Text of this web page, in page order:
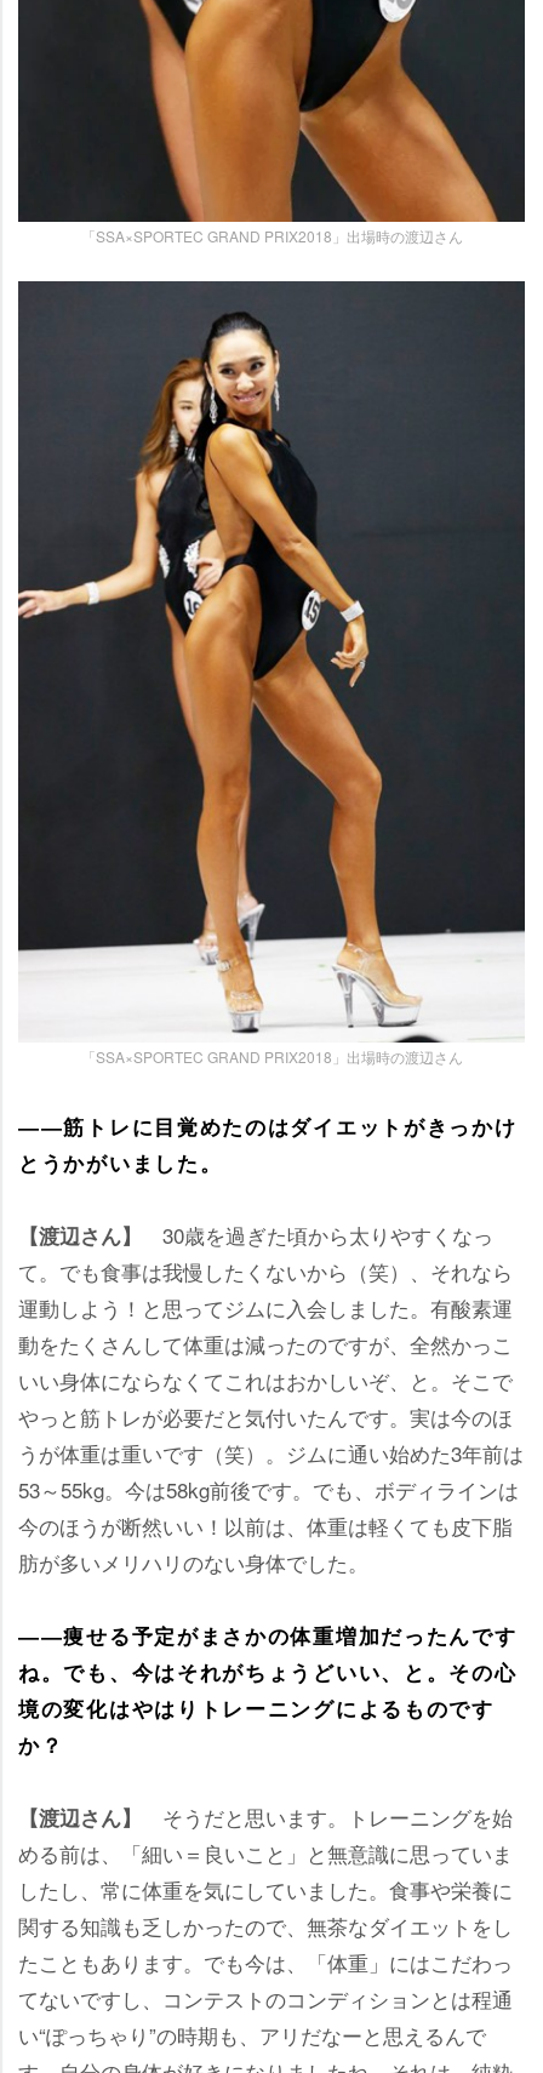
「SSA×SPORTEC GRAND PRIX2018」出場時の渡辺さん
「SSA×SPORTEC GRAND PRIX2018」出場時の渡辺さん
――筋トレに目覚めたのはダイエットがきっかけ
とうかがいました。
【渡辺さん】
30歳を過ぎた頃から太りやすくなっ
て。でも食事は我慢したくないから（笑）、それなら
運動しよう！と思ってジムに入会しました。有酸素運
動をたくさんして体重は減ったのですが、全然かっこ
いい身体にならなくてこれはおかしいぞ、と。そこで
っと筋トレが必要だと気付いたんです。実は今のほ
うが体重は重いです（笑）。ジムに通い始めた3年前は
53～55kg。今は58kg前後です。でも、ボディラインは
今のほうが断然いい！以前は、体重は軽くても皮下脂
肪が多いメリハリのない身体でした。
――痩せる予定がまさかの体重増加だったんです
ね。でも、今はそれがちょうどいい、と。その心
境の変化はやはりトレーニングによるものです
か？
【渡辺さん】
そうだと思います。トレーニングを始
める前は、「細い＝良いこと」と無意識に思っていま
したし、常に体重を気にしていました。食事や栄養に
関する知識も乏しかったので、無茶なダイエットをし
たこともあります。でも今は、「体重」にはこだわっ
てないですし、コンテストのコンディションとは程通
い“ぽっちゃり”の時期も、アリだなーと思えるんで